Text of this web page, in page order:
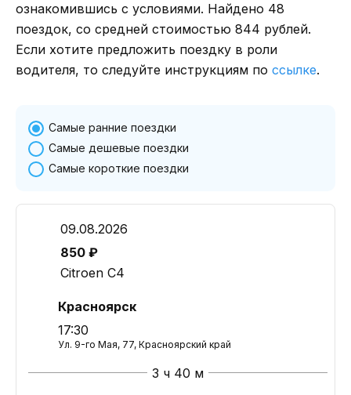
ознакомившись с условиями. Найдено 48
поездок, со средней стоимостью 844 рублей.
Если хотите предложить поездку в роли
водителя, то следуйте инструкциям по ссылке.
Самые ранние поездки
Самые дешевые поездки
Самые короткие поездки
09.08.2026
850 ₽
Citroen C4
Красноярск
17:30
Ул. 9-го Мая, 77, Красноярский край
3 ч 40 м